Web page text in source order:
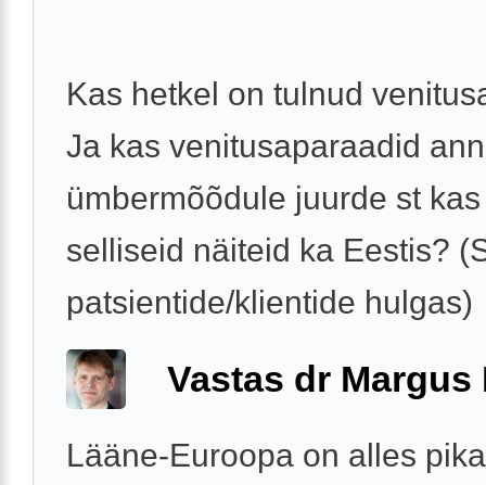
Kas hetkel on tulnud
Ja kas venitusaparaadid
ümbermõõdule juurde st
selliseid näiteid ka Eestis?
patsientide/klientide hulgas)
Vastas dr Margus
Lääne-Euroopa on alles